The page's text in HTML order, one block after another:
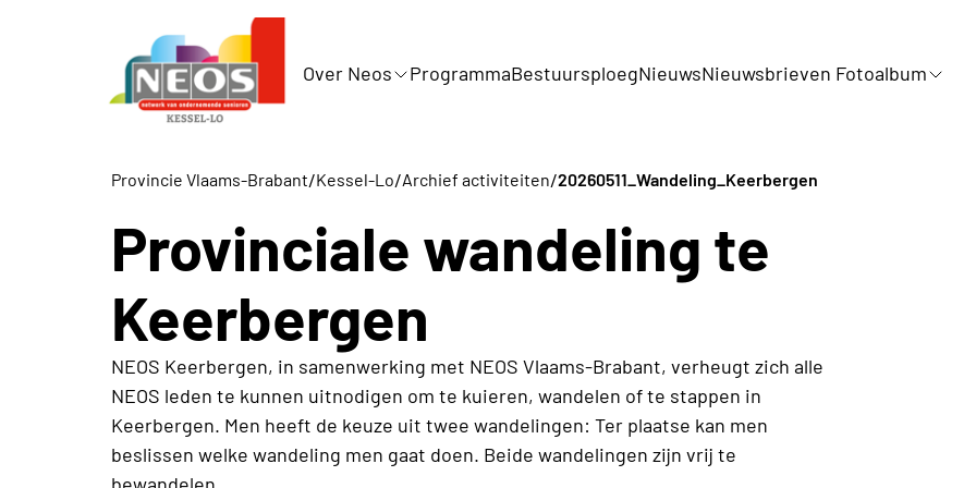
Over Neos ProgrammaBestuursploegNieuwsNieuwsbrieven Fotoalbum
Provincie Vlaams-Brabant/Kessel-Lo/Archief activiteiten/20260511_Wandeling_Keerbergen
Provinciale wandeling te
Keerbergen
NEOS Keerbergen, in samenwerking met NEOS Vlaams-Brabant, verheugt zich alle
NEOS leden te kunnen uitnodigen om te kuieren, wandelen of te stappen in
Keerbergen. Men heeft de keuze uit twee wandelingen: Ter plaatse kan men
beslissen welke wandeling men gaat doen. Beide wandelingen zijn vrij te